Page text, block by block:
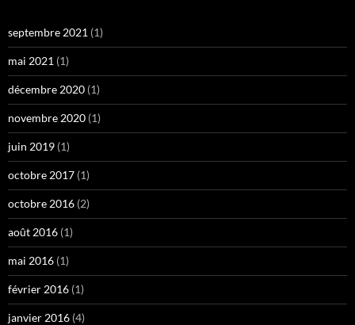
septembre 2021 (1)
mai 2021 (1)
décembre 2020 (1)
novembre 2020 (1)
juin 2019 (1)
octobre 2017 (1)
octobre 2016 (2)
août 2016 (1)
mai 2016 (1)
février 2016 (1)
janvier 2016 (4)